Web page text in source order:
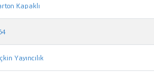
Kapaklı
Yayıncılık